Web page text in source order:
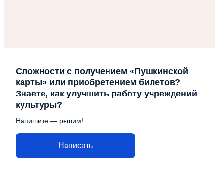
Сложности с получением «Пушкинской
карты» или приобретением билетов?
Знаете, как улучшить работу учреждений
культуры?
Напишите — решим!
Написать